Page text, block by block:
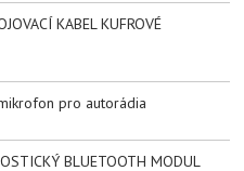
KABEL KUFROVÉ
pro autorádia
BLUETOOTH MODUL